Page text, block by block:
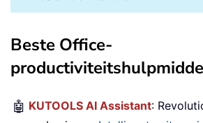
Beste Office-
🤖 KUTOOLS AI Assistant: